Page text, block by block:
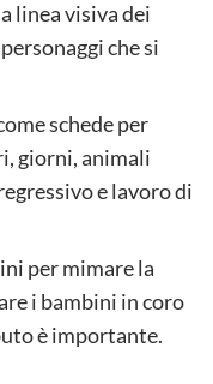
linea visiva dei
che si
schede per
giorni, animali
e lavoro di
per mimare la
i bambini in coro
è importante.